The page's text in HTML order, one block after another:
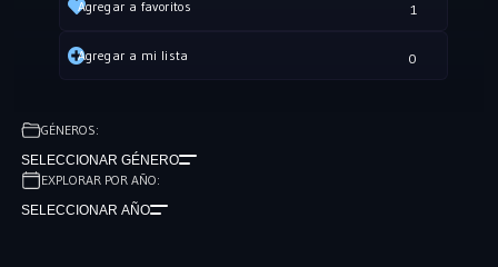
1
Agregar a favoritos
0
Agregar a mi lista
GÉNEROS:
SELECCIONAR GÉNERO
EXPLORAR POR AÑO:
SELECCIONAR AÑO